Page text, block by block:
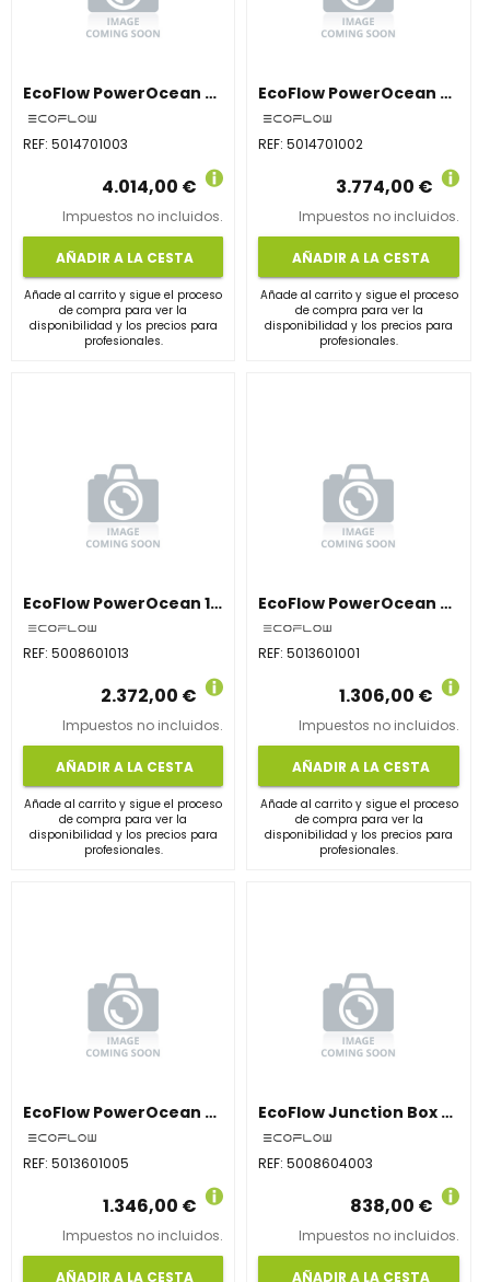
EcoFlow PowerOcean Plus 25kW – Inversor Solar Trifásico Profesional
REF: 5014701003
4.014,00 €
Impuestos no incluidos.
AÑADIR A LA CESTA
Añade al carrito y sigue el proceso
de compra para ver la
disponibilidad y los precios para
profesionales.
EcoFlow PowerOcean Plus 20kW – Inversor 3PH, 3 MPPT, Sistema Back-Up
REF:5014701002
3.774,00 €
Impuestos no incluidos.
AÑADIR A LA CESTA
Añade al carrito y sigue el proceso
de compra para ver la
disponibilidad y los precios para
profesionales.
EcoFlow PowerOcean 12kW – Inversor Solar 3PH, 2 MPPT, Sistema Back-Up, WiFi/LAN
REF: 5008601013
2.372,00 €
Impuestos no incluidos.
AÑADIR A LA CESTA
Añade al carrito y sigue el proceso
de compra para ver la
disponibilidad y los precios para
profesionales.
EcoFlow PowerOcean 5kW – Inversor Solar 1 Fase, 2 MPPT, Backup y Conectividad WiFi/LAN
REF:5013601001
1.306,00 €
Impuestos no incluidos.
AÑADIR A LA CESTA
Añade al carrito y sigue el proceso
de compra para ver la
disponibilidad y los precios para
profesionales.
EcoFlow PowerOcean 6kW – Inversor Solar 1 Fase, 2 MPPT, Sistema Back-Up, WiFi/LAN
REF: 5013601005
1.346,00 €
Impuestos no incluidos.
AÑADIR A LA CESTA
EcoFlow Junction Box + Base – Para Inversores 3PH (hasta 15kWh)
REF:5008604003
838,00 €
Impuestos no incluidos.
AÑADIR A LA CESTA